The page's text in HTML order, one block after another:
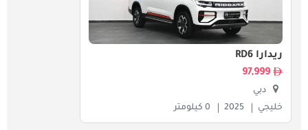
ريدارا RD6
97,999
دبي
خليجي
2025 0 كيلومتر